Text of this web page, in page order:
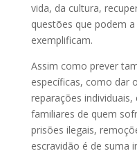
vida, da cultura,
questões que podem
exemplificam.
Assim como prever
específicas, como dar
reparações
familiares de quem
prisões ilegais,
escravidão é de suma